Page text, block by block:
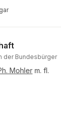
der Bundesbürger
Mohler m. fl.